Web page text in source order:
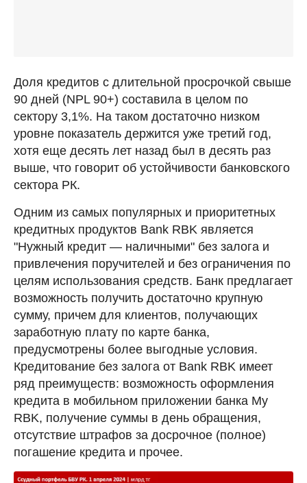
Доля кредитов с длительной просрочкой свыше
90 дней (NPL 90+) составила в целом по
сектору 3,1%. На таком достаточно низком
уровне показатель держится уже третий год,
хотя еще десять лет назад был в десять раз
выше, что говорит об устойчивости банковского
сектора РК.
Одним из самых популярных и приоритетных
кредитных продуктов Bank RBK является
"Нужный кредит — наличными" без залога и
привлечения поручителей и без ограничения по
целям использования средств. Банк предлагает
возможность получить достаточно крупную
сумму, причем для клиентов, получающих
заработную плату по карте банка,
предусмотрены более выгодные условия.
Кредитование без залога от Bank RBK имеет
ряд преимуществ: возможность оформления
кредита в мобильном приложении банка My
RBK, получение суммы в день обращения,
отсутствие штрафов за досрочное (полное)
погашение кредита и прочее.